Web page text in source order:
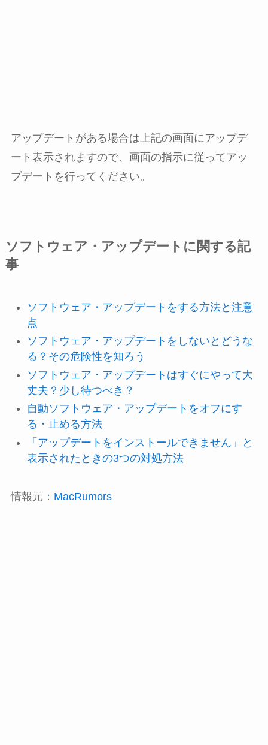
アップデートがある場合は上記の画面にアップデ
ート表示されますので、画面の指示に従ってアッ
プデートを行ってください。
ソフトウェア・アップデートに関する記
事
ソフトウェア・アップデートをする方法と注意
点
ソフトウェア・アップデートをしないとどうな
る？その危険性を知ろう
ソフトウェア・アップデートはすぐにやって大
丈夫？少し待つべき？
自動ソフトウェア・アップデートをオフにす
る・止める方法
「アップデートをインストールできません」と
表示されたときの3つの対処方法
情報元： MacRumors